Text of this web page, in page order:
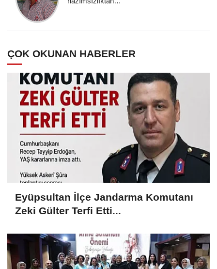
ÇOK OKUNAN HABERLER
Eyüpsultan İlçe Jandarma Komutanı
Zeki Gülter Terfi Etti...